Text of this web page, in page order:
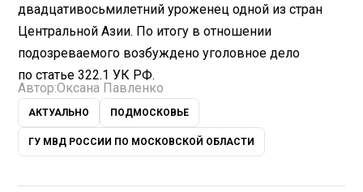
двадцативосьмилетний уроженец одной из стран
Центральной Азии. По итогу в отношении
подозреваемого возбуждено уголовное дело
по статье 322.1 УК РФ.
Автор:Оксана Павленко
АКТУАЛЬНО ПОДМОСКОВЬЕ
ГУ МВД РОССИИ ПО МОСКОВСКОЙ ОБЛАСТИ